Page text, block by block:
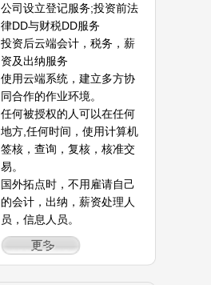
公司设立登记服务;投资前法
律DD与财税DD服务
投资后云端会计，税务，薪
资及出纳服务
使用云端系统，建立多方协
同合作的作业环境。
任何被授权的人可以在任何
地方,任何时间，使用计算机
签核，查询，复核，核准交
易。
国外拓点时，不用雇请自己
的会计，出纳，薪资处理人
员，信息人员。